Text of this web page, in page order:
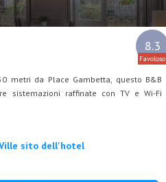
8.3
Favoloso
metri da Place Gambetta, questo B&B
sistemazioni raffinate con TV e Wi-Fi
sito dell'hotel